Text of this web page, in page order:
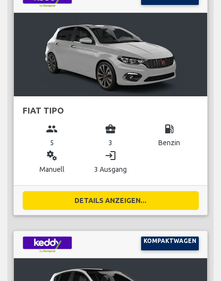
FIAT TIPO
group
5
business_center
3
local_gas_station
Benzin
miscellaneous_services
Manuell
login
3 Ausgang
DETAILS ANZEIGEN...
KOMPAKTWAGEN